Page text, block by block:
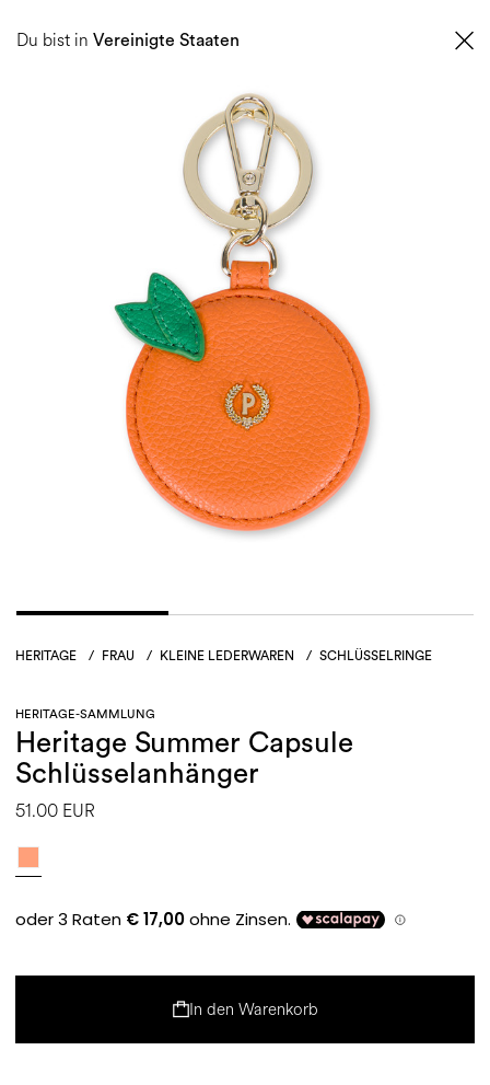
Du bist in Vereinigte Staaten
HERITAGE / FRAU / KLEINE LEDERWAREN / SCHLÜSSELRINGE
HERITAGE-SAMMLUNG
Heritage Summer Capsule
Schlüsselanhänger
51.00 EUR
In den Warenkorb